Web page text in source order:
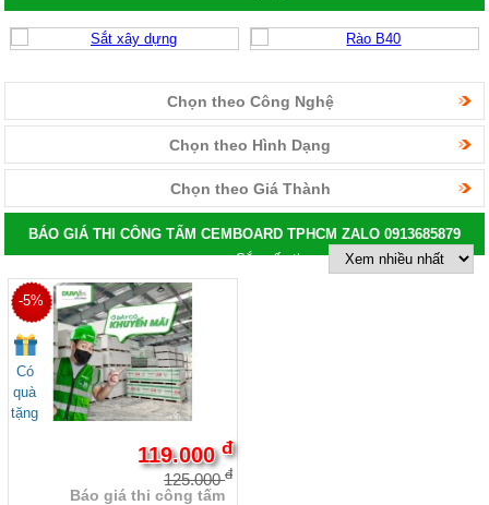
Chọn theo Công Nghệ
Chọn theo Hình Dạng
Chọn theo Giá Thành
BÁO GIÁ THI CÔNG TẤM CEMBOARD TPHCM ZALO 0913685879
Sắp xếp theo:
-5%
Có
quà
tặng
119.000đ
125.000đ
Báo giá thi công tấm